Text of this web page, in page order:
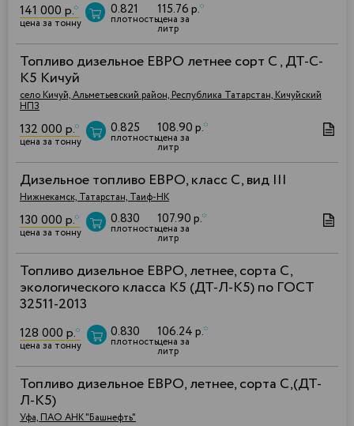
141 000 р.*
цена за тонну
0.821
плотность
115.76 р.*
цена за
литр
Топливо дизельное ЕВРО летнее сорт C , ДТ-C-
К5 Кичуй
село Кичуй, Альметьевский район, Республика Татарстан, Кичуйский
НПЗ
132 000 р.*
цена за тонну
0.825
плотность
108.90 р.*
цена за
литр
Дизельное топливо ЕВРО, класс С, вид III
Нижнекамск, Татарстан, Таиф-НК
130 000 р.*
цена за тонну
0.830
плотность
107.90 р.*
цена за
литр
Топливо дизельное ЕВРО, летнее, сорта C,
экологического класса К5 (ДТ-Л-К5) по ГОСТ
32511-2013
128 000 р.*
цена за тонну
0.830
плотность
106.24 р.*
цена за
литр
Топливо дизельное ЕВРО, летнее, сорта С,(ДТ-
Л-К5)
Уфа, ПАО АНК "Башнефть"